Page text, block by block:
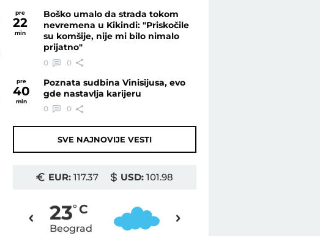
pre
22
min
Boško umalo da strada tokom
nevremena u Kikindi: "Priskočile
su komšije, nije mi bilo nimalo
prijatno"
0 0
pre
40
min
Poznata sudbina Vinisijusa, evo
gde nastavlja karijeru
0 0
SVE NAJNOVIJE VESTI
EUR:117.37 USD: 101.98
23o C
Beograd